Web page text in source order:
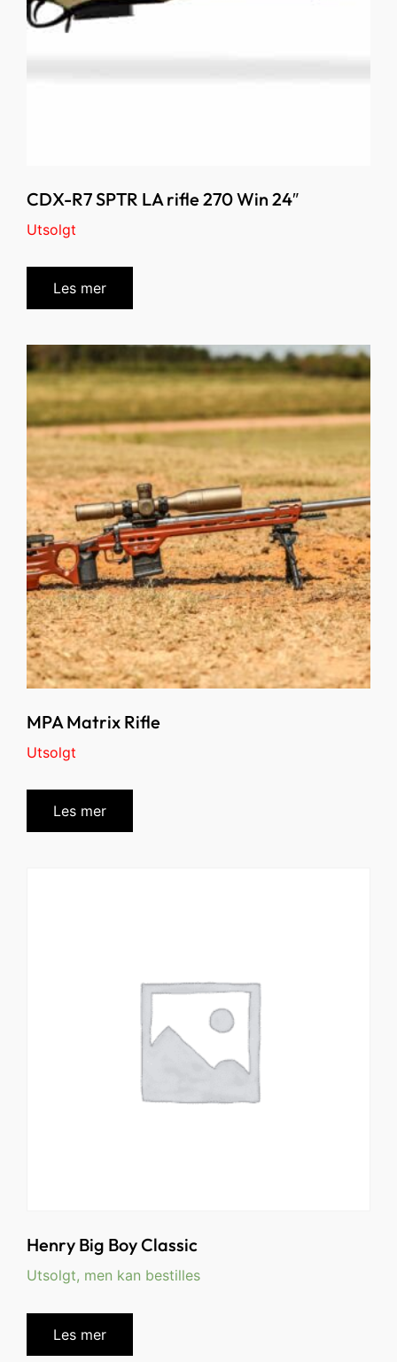
CDX-R7 SPTR LA rifle 270 Win 24″
Utsolgt
Les mer
MPA Matrix Rifle
Utsolgt
Les mer
Henry Big Boy Classic
Utsolgt, men kan bestilles
Les mer